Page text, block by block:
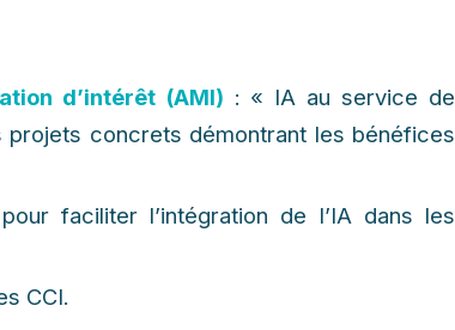
d’intérêt (AMI) : « IA au service de
projets concrets démontrant les bénéfices
pour faciliter l’intégration de l’IA dans les
CCI.